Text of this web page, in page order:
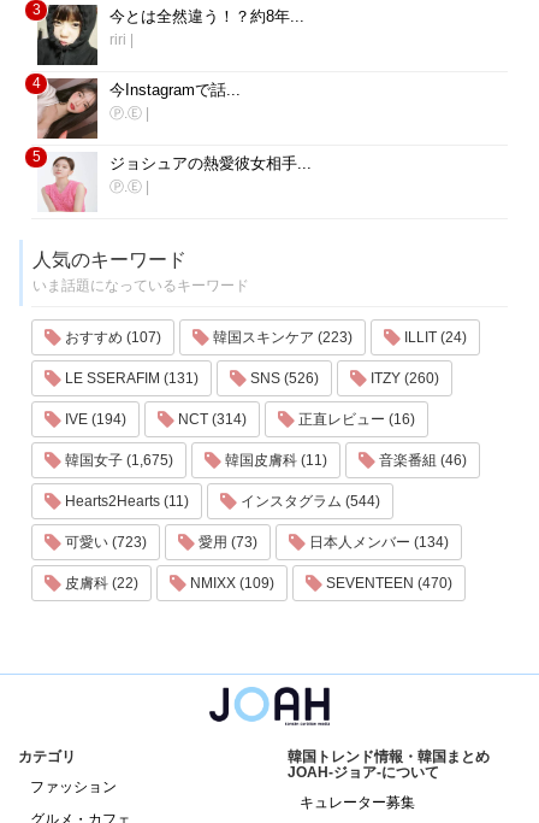
3 今とは全然違う！？約8年...
riri
4 今Instagramで話...
Ⓟ.Ⓔ
5 ジョシュアの熱愛彼女相手...
Ⓟ.Ⓔ
人気のキーワード
いま話題になっているキーワード
おすすめ (107) 韓国スキンケア (223) ILLIT (24)
LE SSERAFIM (131) SNS (526) ITZY (260)
IVE (194) NCT (314) 正直レビュー (16)
韓国女子 (1,675) 韓国皮膚科 (11) 音楽番組 (46)
Hearts2Hearts (11) インスタグラム (544)
可愛い (723) 愛用 (73) 日本人メンバー (134)
皮膚科 (22) NMIXX (109) SEVENTEEN (470)
カテゴリ
ファッション
韓国トレンド情報・韓国まとめ
JOAH-ジョア-について
キュレーター募集